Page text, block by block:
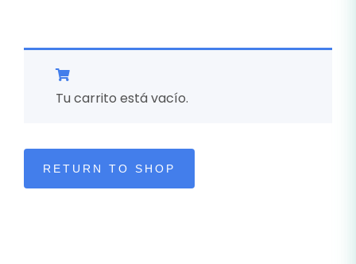
Tu carrito está vacío.
RETURN TO SHOP